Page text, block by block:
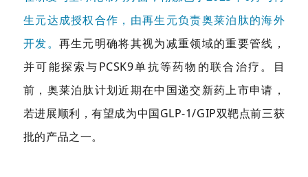
生元达成授权合作，由再生元负责奥莱泊肽的海外
开发。 再生元明确将其视为减重领域的重要管线，
并可能探索与PCSK9单抗等药物的联合治疗。目
前，奥莱泊肽计划近期在中国递交新药上市申请，
若进展顺利，有望成为中国GLP-1/GIP双靶点前三获
批的产品之一。